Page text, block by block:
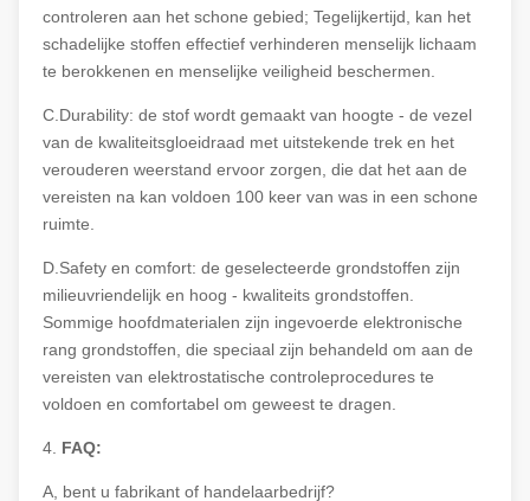
controleren aan het schone gebied; Tegelijkertijd, kan het
schadelijke stoffen effectief verhinderen menselijk lichaam
te berokkenen en menselijke veiligheid beschermen.
C.Durability: de stof wordt gemaakt van hoogte - de vezel
van de kwaliteitsgloeidraad met uitstekende trek en het
verouderen weerstand ervoor zorgen, die dat het aan de
vereisten na kan voldoen 100 keer van was in een schone
ruimte.
D.Safety en comfort: de geselecteerde grondstoffen zijn
milieuvriendelijk en hoog - kwaliteits grondstoffen.
Sommige hoofdmaterialen zijn ingevoerde elektronische
rang grondstoffen, die speciaal zijn behandeld om aan de
vereisten van elektrostatische controleprocedures te
voldoen en comfortabel om geweest te dragen.
4. FAQ:
A, bent u fabrikant of handelaarbedrijf?